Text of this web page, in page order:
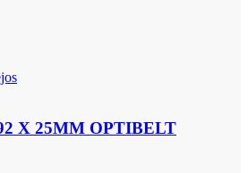
X 25MM OPTIBELT